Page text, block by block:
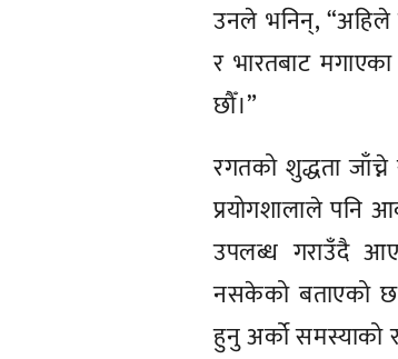
उनले भनिन्, “अहिले
र भारतबाट
छौँ।”
रगतको शुद्धता
प्रयोगशालाले पनि
उपलब्ध गराउँदै
नसकेको बताएको
हुनु अर्को समस्याको